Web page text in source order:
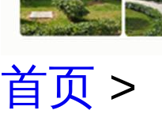
首页 >